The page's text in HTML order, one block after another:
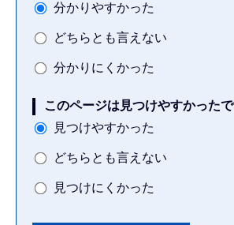
分かりやすかった
どちらとも言えない
分かりにくかった
このページは見つけやすかった
見つけやすかった
どちらとも言えない
見つけにくかった